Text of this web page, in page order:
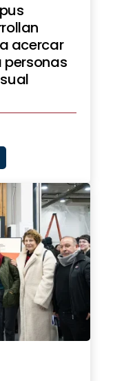
acercar
personas